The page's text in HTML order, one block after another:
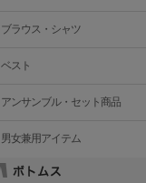
ブラウス・シャツ
ベスト
アンサンブル・セット商品
男女兼用アイテム